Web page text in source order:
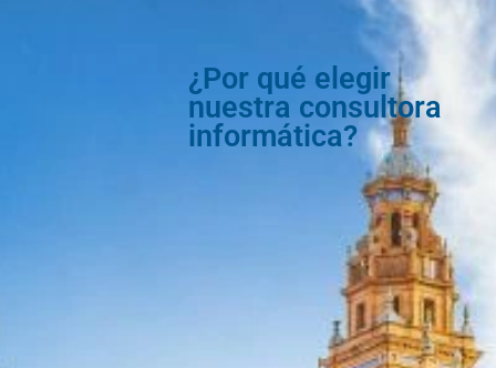
¿Por qué elegir
nuestra consultora
informática?